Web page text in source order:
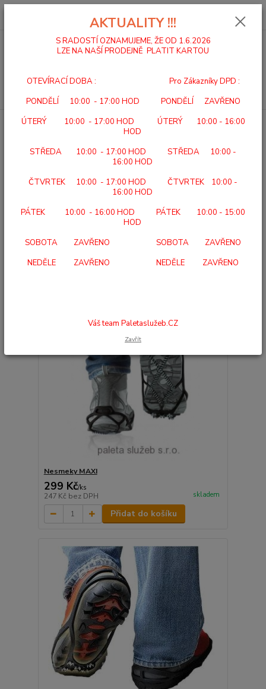
0,00 Kč
Úvod SEBEOBSLUHA HYGIENA INKONTINENCE OSTATNÍ
OSTATNÍ
Upřesnit parametry
Nejnovější Nejlevnější Nejdražší
Zobrazuji 1-2 z 2
strana z 1
Nesmeky MAXI
299 Kč/ks
247 Kč bez DPH skladem
Přidat do košíku
AKTUALITY !!!
S RADOSTÍ OZNAMUJEME, ŽE OD 1.6.2026
LZE NA NAŠÍ PRODEJNĚ PLATIT KARTOU
OTEVÍRACÍ DOBA : Pro Zákazníky DPD :
PONDĚLÍ 10:00 - 17:00 HOD PONDĚLÍ ZAVŘENO
ÚTERÝ 10:00 - 17:00 HOD ÚTERÝ 10:00 - 16:00
HOD
STŘEDA 10:00 - 17:00 HOD STŘEDA 10:00 -
16:00 HOD
ČTVRTEK 10:00 - 17:00 HOD ČTVRTEK 10:00 -
16:00 HOD
PÁTEK 10:00 - 16:00 HOD PÁTEK 10:00 - 15:00
HOD
SOBOTA ZAVŘENO SOBOTA ZAVŘENO
NEDĚLE ZAVŘENO NEDĚLE ZAVŘENO
Váš team Paletaslužeb.CZ
Zavřít